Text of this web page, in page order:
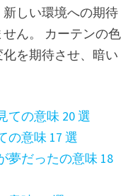
しい環境への期待
ん。 カーテンの色
を期待させ、暗い
ての意味 20 選
の意味 17 選
夢だったの意味 18